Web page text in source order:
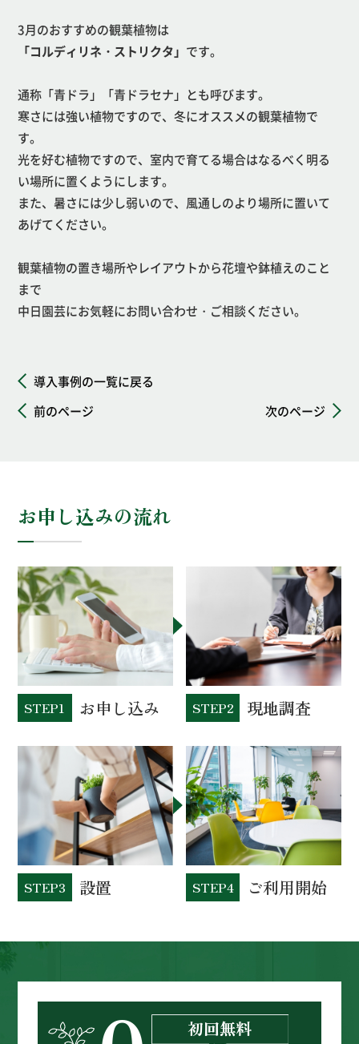
3月のおすすめの観葉植物は
「コルディリネ・ストリクタ」 です。
通称「青ドラ」「青ドラセナ」とも呼びます。
寒さには強い植物ですので、冬にオススメの観葉植物で
す。
光を好む植物ですので、室内で育てる場合はなるべく明る
い場所に置くようにします。
また、暑さには少し弱いので、風通しのより場所に置いて
あげてください。
観葉植物の置き場所やレイアウトから花壇や鉢植えのこと
まで
中日園芸にお気軽にお問い合わせ・ご相談ください。
導入事例の一覧に戻る
前のページ
次のページ
お申し込みの流れ
STEP1 お申し込み STEP2 現地調査
STEP3 設置 STEP4 ご利用開始
初回無料